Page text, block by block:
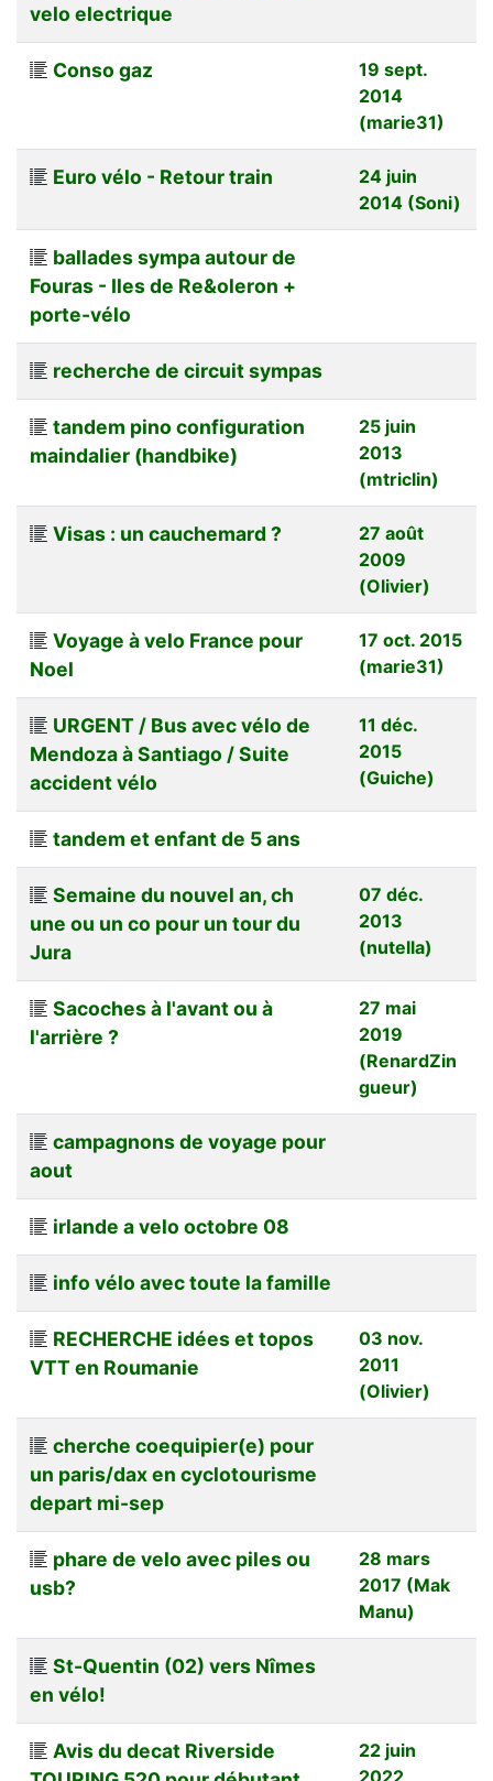
velo electrique
Conso gaz
19 sept.
2014
(marie31)
Euro vélo - Retour train
24 juin
2014 (Soni)
ballades sympa autour de
Fouras - Iles de Re&oleron +
porte-vélo
recherche de circuit sympas
tandem pino configuration
maindalier (handbike)
25 juin
2013
(mtriclin)
Visas : un cauchemard ?
27 août
2009
(Olivier)
Voyage à velo France pour
Noel
17 oct. 2015
(marie31)
URGENT / Bus avec vélo de
Mendoza à Santiago / Suite
accident vélo
11 déc.
2015
(Guiche)
tandem et enfant de 5 ans
Semaine du nouvel an, ch
une ou un co pour un tour du
Jura
07 déc.
2013
(nutella)
Sacoches à l'avant ou à
l'arrière ?
27 mai
2019
(RenardZin
gueur)
campagnons de voyage pour
aout
irlande a velo octobre 08
info vélo avec toute la famille
RECHERCHE idées et topos
VTT en Roumanie
03 nov.
2011
(Olivier)
cherche coequipier(e) pour
un paris/dax en cyclotourisme
depart mi-sep
phare de velo avec piles ou
usb?
28 mars
2017 (Mak
Manu)
St-Quentin (02) vers Nîmes
en vélo!
Avis du decat Riverside
22 juin
2022